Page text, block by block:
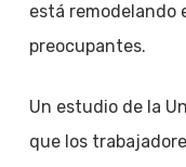
está remodelando
preocupantes.
Un estudio de la
que los